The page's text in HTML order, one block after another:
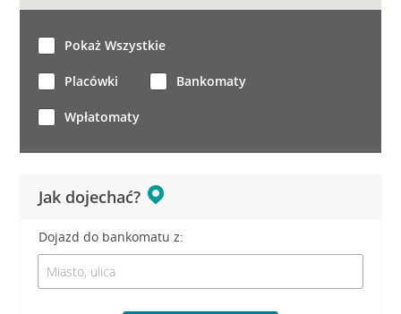
Jak dojechać?
Dojazd do bankomatu z:
Pokaż Wszystkie
Placówki Bankomaty
Wpłatomaty